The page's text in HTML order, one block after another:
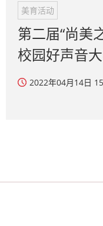
校园好声音大
奖揭晓
2022年04月14日 15